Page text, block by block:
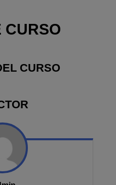
CURSO
CURSO